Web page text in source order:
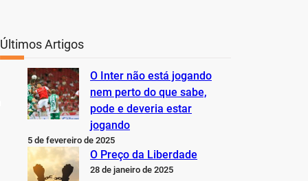
Últimos Artigos
O Inter não está jogando
nem perto do que sabe,
pode e deveria estar
jogando
5 de fevereiro de 2025
O Preço da Liberdade
28 de janeiro de 2025